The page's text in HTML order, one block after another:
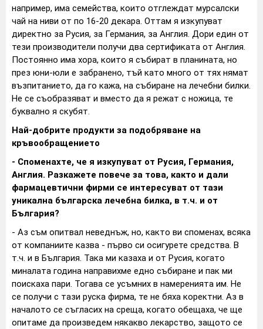
например, има семейства, които отглеждат мурсалски
чай на ниви от по 16-20 декара. Оттам я изкупуват
директно за Русия, за Германия, за Англия. Дори един от
тези производители получи два сертификата от Англия.
Постоянно има хора, които я събират в планината, но
през юни-юли е забранено, тъй като много от тях нямат
възпитанието, да го кажа, на събиране на лечебни билки.
Не се съобразяват и вместо да я режат с ножица, те
буквално я скубят.
Най-добрите продукти за подобряване на
кръвообращението
- Споменахте, че я изкупуват от Русия, Германия,
Англия. Разкажете повече за това, както и дали
фармацевтични фирми се интересуват от тази
уникална българска лечебна билка, в т.ч. и от
България?
- Аз съм опитвал неведнъж, но, както ви споменах, всяка
от компаниите казва - първо си осигурете средства. В
т.ч. и в България. Така ми казаха и от Русия, когато
миналата година направихме едно събиране и пак ми
поискаха пари. Тогава се усъмних в намеренията им. Не
се получи с тази руска фирма, те не бяха коректни. Аз в
началото се съгласих на среща, когато обещаха, че ще
опитаме да произведем някакво лекарство, защото се